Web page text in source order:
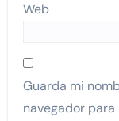
Web
Guarda mi
navegador